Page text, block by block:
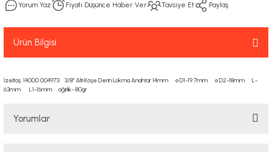
Yorum Yaz Fiyatı Düşünce Haber Ver Tavsiye Et Paylaş
Ürün Bilgisi
İzeltaş 14000 004973 3/8” Altı Köşe Derin Lokma Anahtar 14mm ø D1-19.7mm ø D2-18mm L-
63mm L1-16mm ağırlık- 80gr
Yorumlar